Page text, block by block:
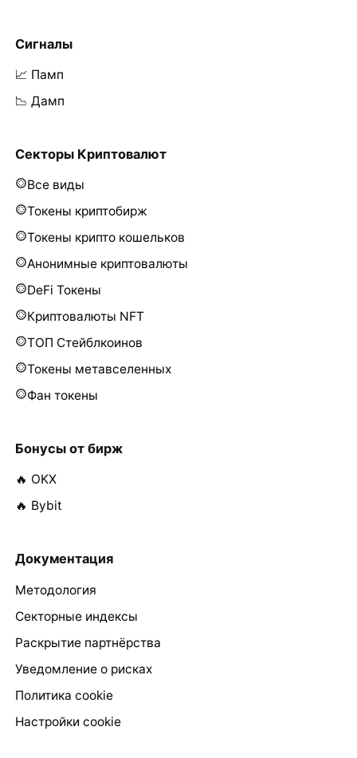
Сигналы
📈 Памп
📉 Дамп
Секторы Криптовалют
Все виды
Токены криптобирж
Токены крипто кошельков
Анонимные криптовалюты
DeFi Токены
Криптовалюты NFT
ТОП Стейблкоинов
Токены метавселенных
Фан токены
Бонусы от бирж
🔥 OKX
🔥 Bybit
Документация
Методология
Секторные индексы
Раскрытие партнёрства
Уведомление о рисках
Политика cookie
Настройки cookie